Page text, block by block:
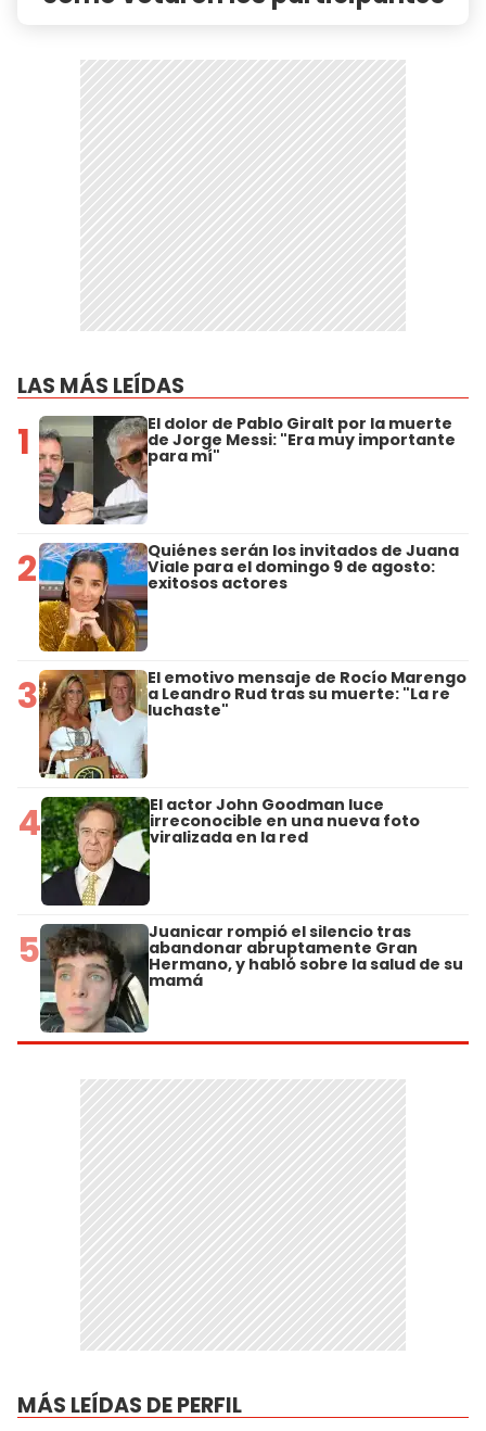
LAS MÁS LEÍDAS
1 El dolor de Pablo Giralt por la muerte
de Jorge Messi: "Era muy importante
para mí"
2 Quiénes serán los invitados de Juana
Viale para el domingo 9 de agosto:
exitosos actores
3 El emotivo mensaje de Rocío Marengo
a Leandro Rud tras su muerte: "La re
luchaste"
4 El actor John Goodman luce
irreconocible en una nueva foto
viralizada en la red
5 Juanicar rompió el silencio tras
abandonar abruptamente Gran
Hermano, y habló sobre la salud de su
mamá
MÁS LEÍDAS DE PERFIL